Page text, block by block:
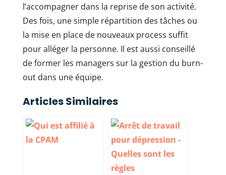
l’accompagner dans la reprise de son activité.
Des fois, une simple répartition des tâches ou
la mise en place de nouveaux process suffit
pour alléger la personne. Il est aussi conseillé
de former les managers sur la gestion du burn-
out dans une équipe.
Articles Similaires